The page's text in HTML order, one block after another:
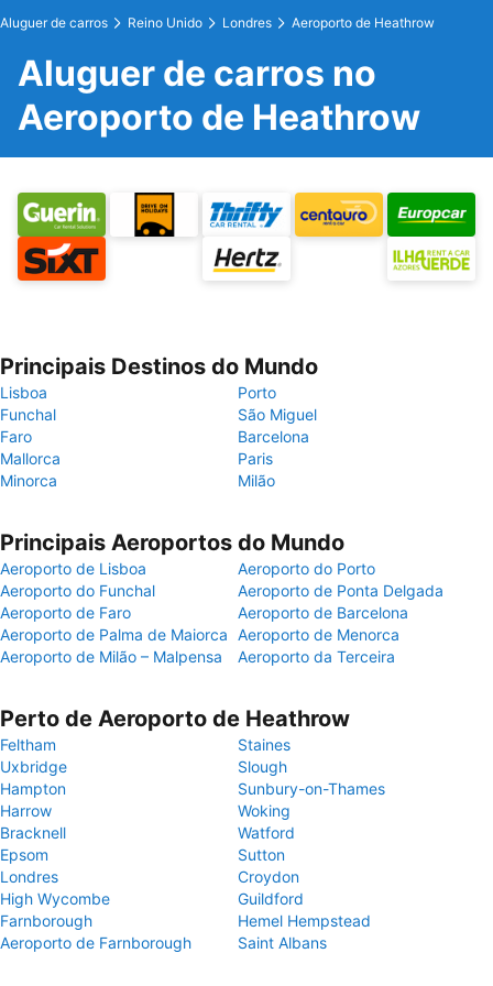
Aluguer de carros Reino Unido Londres Aeroporto de Heathrow
Aluguer de carros no
Aeroporto de Heathrow
Principais Destinos do Mundo
Lisboa
Porto
Funchal
São Miguel
Faro
Barcelona
Mallorca
Paris
Minorca
Milão
Principais Aeroportos do Mundo
Aeroporto de Lisboa
Aeroporto do Porto
Aeroporto do Funchal
Aeroporto de Ponta Delgada
Aeroporto de Faro
Aeroporto de Barcelona
Aeroporto de Palma de Maiorca Aeroporto de Menorca
Aeroporto de Milão – Malpensa
Aeroporto da Terceira
Perto de Aeroporto de Heathrow
Feltham
Staines
Uxbridge
Slough
Hampton
Sunbury-on-Thames
Harrow
Woking
Bracknell
Watford
Epsom
Sutton
Londres
Croydon
High Wycombe
Guildford
Farnborough
Hemel Hempstead
Aeroporto de Farnborough
Saint Albans